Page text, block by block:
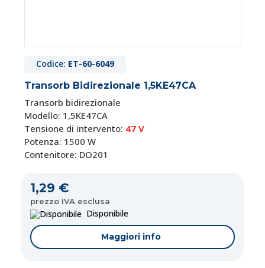
Codice: ET-60-6049
Transorb Bidirezionale 1,5KE47CA
Transorb bidirezionale
Modello: 1,5KE47CA
Tensione di intervento: 47 V
Potenza: 1500 W
Contenitore: DO201
1,29 €
prezzo IVA esclusa
Disponibile
Maggiori info